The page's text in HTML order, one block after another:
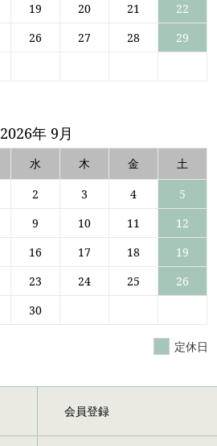
19 20 21
22
26 27 28
29
2026年 9月
水 木 金
土
2 3 4
5
9 10 11
12
16 17 18
19
23 24 25
26
30
定休日
会員登録